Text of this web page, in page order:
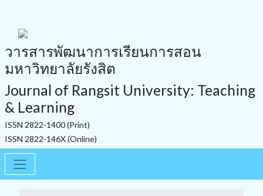
วารสารพัฒนาการเรียนการสอน
มหาวิทยาลัยรังสิต
Journal of Rangsit University: Teaching
& Learning
ISSN 2822-1400 (Print)
ISSN 2822-146X (Online)